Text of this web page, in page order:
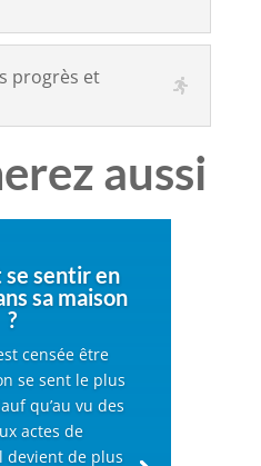
progrès et
aussi
sentir en
sa maison
?
censée être
se sent le plus
qu’au vu des
actes de
devient de plus